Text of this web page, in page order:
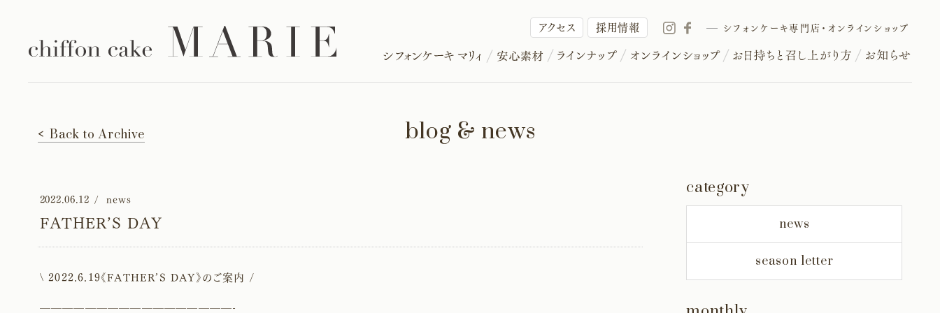
アクセス 採用情報 シフォンケーキ専門店・オンラインショップ
blog & news
2022.06.12 news
FATHER’S DAY
\ 2022.6.19《FATHER’S DAY》のご案内 /
—————————————————-
category
news
season letter
Back to Archive